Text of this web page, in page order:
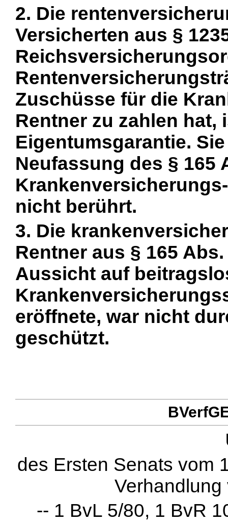
2. Die
Versicherten aus §
Zuschüsse für die
Rentner zu zahlen hat,
Eigentumsgarantie.
Neufassung des § 165
nicht berührt.
3. Die
Rentner aus § 165
Aussicht auf
eröffnete, war nicht
geschützt.
des Ersten Senats vom
Verhandlung
-- 1 BvL 5/80, 1 BvR